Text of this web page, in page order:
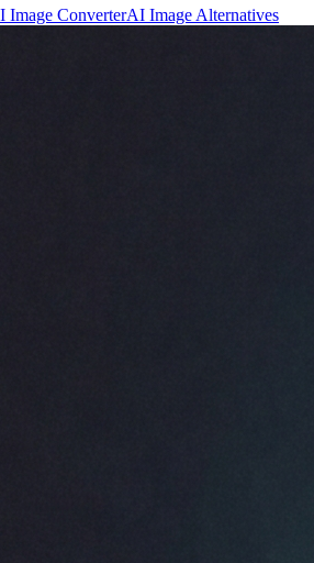
Image ConverterAI Image Alternatives